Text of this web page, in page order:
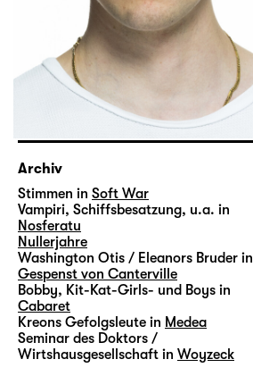
Archiv
Stimmen in Soft War
Vampiri, Schiffsbesatzung, u.a. in
Nosferatu
Nullerjahre
Washington Otis / Eleanors Bruder in
Gespenst von Canterville
Bobby, Kit-Kat-Girls- und Boys in
Cabaret
Kreons Gefolgsleute in Medea
Seminar des Doktors /
Wirtshausgesellschaft in Woyzeck